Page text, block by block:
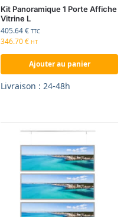
Kit Panoramique 1 Porte Affiche
Vitrine L
405.64€ TTC
346.70€ HT
Ajouter au panier
Livraison : 24-48h